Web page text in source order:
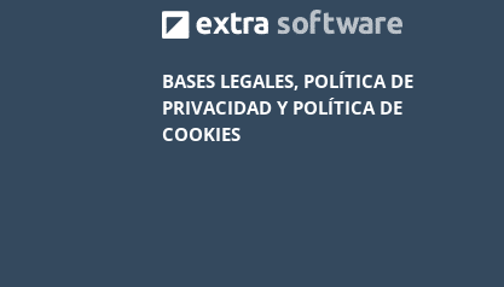
BASES LEGALES, POLÍTICA DE
PRIVACIDAD Y POLÍTICA DE
COOKIES